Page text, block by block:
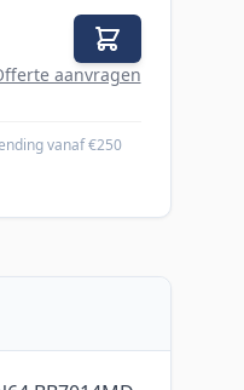
aanvragen
vanaf €250